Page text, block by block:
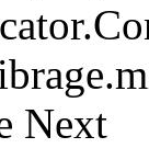
Next